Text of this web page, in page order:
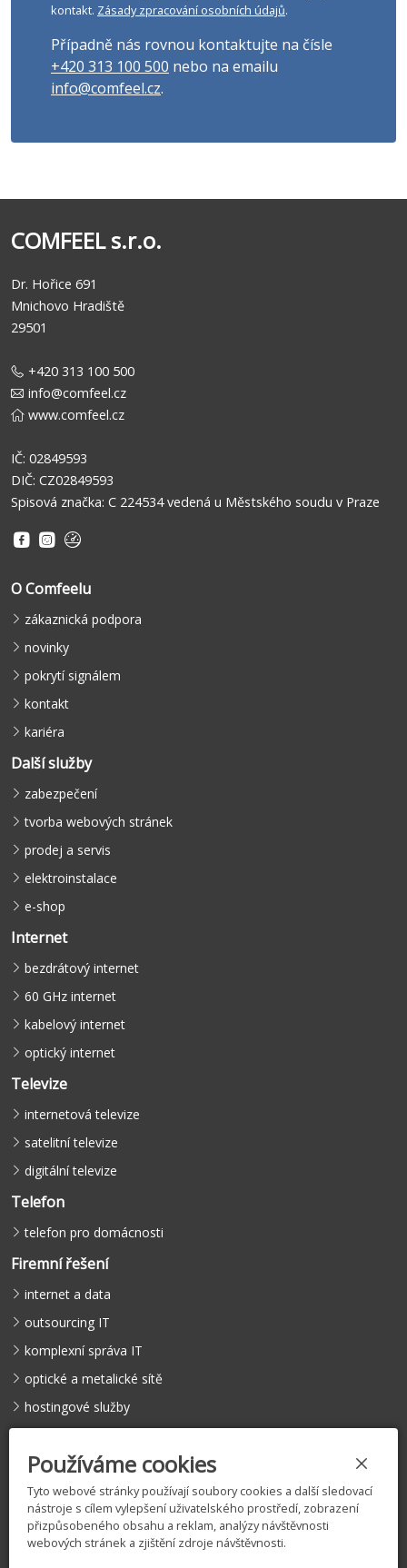
kontakt. Zásady zpracování osobních údajů.
Případně nás rovnou kontaktujte na čísle
+420 313 100 500 nebo na emailu
info@comfeel.cz.
COMFEEL s.r.o.
Dr. Hořice 691
Mnichovo Hradiště
29501
+420 313 100 500
info@comfeel.cz
www.comfeel.cz
IČ: 02849593
DIČ: CZ02849593
Spisová značka: C 224534 vedená u Městského soudu v Praze
O Comfeelu
zákaznická podpora
novinky
pokrytí signálem
kontakt
kariéra
Další služby
zabezpečení
tvorba webových stránek
prodej a servis
elektroinstalace
e-shop
Internet
bezdrátový internet
60 GHz internet
kabelový internet
optický internet
Televize
internetová televize
satelitní televize
digitální televize
Telefon
telefon pro domácnosti
Firemní řešení
internet a data
outsourcing IT
komplexní správa IT
optické a metalické sítě
hostingové služby
©COMFEEL s.r.o., 2005 – 2026 |Licence|Vyjádření k existenci
sítí|Zásady zpracování osobních údajů|Nastavení cookies
Používáme cookies
Tyto webové stránky používají soubory cookies a další sledovací
nástroje s cílem vylepšení uživatelského prostředí, zobrazení
přizpůsobeného obsahu a reklam, analýzy návštěvnosti
webových stránek a zjištění zdroje návštěvnosti.